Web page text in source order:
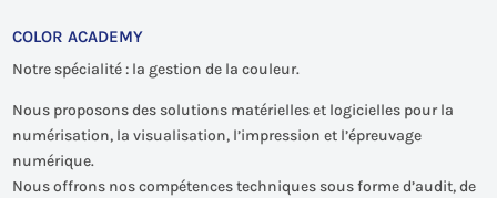
COLOR ACADEMY
Notre spécialité : la gestion de la couleur.
Nous proposons des solutions matérielles et logicielles pour la
numérisation, la visualisation, l’impression et l’épreuvage
numérique.
Nous offrons nos compétences techniques sous forme d’audit, de